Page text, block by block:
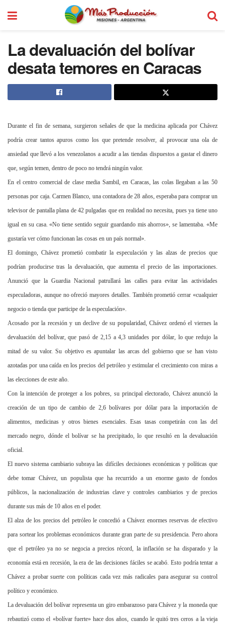
La devaluación del bolívar
desata temores en Caracas
Durante el fin de semana, surgieron señales de que la medicina aplicada por Chávez
podría crear tantos apuros como los que pretende resolver, al provocar una ola de
ansiedad que llevó a los venezolanos a acudir a las tiendas dispuestos a gastar el dinero
que, según temen, dentro de poco no tendrá ningún valor.
En el centro comercial de clase media Sambil, en Caracas, las colas llegaban a las 50
personas por caja. Carmen Blanco, una contadora de 28 años, esperaba para comprar un
televisor de pantalla plana de 42 pulgadas que en realidad no necesita, pues ya tiene uno
igual en su casa. «No tiene sentido seguir guardando mis ahorros», se lamentaba. «Me
gustaría ver cómo funcionan las cosas en un país normal».
El domingo, Chávez prometió combatir la especulación y las alzas de precios que
podrían producirse tras la devaluación, que aumenta el precio de las importaciones.
Anunció quela Guardia Nacional patrullará las calles para evitar las actividades
especuladoras, aunque no ofreció mayores detalles. También prometió cerrar «cualquier
negocio o tienda que participe de la especulación».
Acosado por la recesión y un declive de su popularidad, Chávez ordenó el viernes la
devaluación del bolívar, que pasó de 2,15 a4,3 unidades por dólar, lo que redujo la
mitad de su valor. Su objetivo es apuntalar las arcas del gobierno que se han visto
azotadas por una caída en los precios del petróleo y estimular el crecimiento con miras a
las elecciones de este año.
Con la intención de proteger a los pobres, su principal electorado, Chávez anunció la
creación de un tipo de cambio de 2,6 bolívares por dólar para la importación de
alimentos, medicinas y otros bienes esenciales. Esas tasas competirán con las del
mercado negro, dónde el bolívar se ha precipitado, lo que resultó en la devaluación
oficial.
El nuevo sistema cambiario subraya las difíciles decisiones económicas y políticas que
debe tomar Chávez, un populista que ha recurrido a un enorme gasto de fondos
públicos, la nacionalización de industrias clave y controles cambiarios y de precios
durante sus más de 10 años en el poder.
El alza de los precios del petróleo le concedió a Chávez enormes reservas de efectivo
para sortear los problemas económicos durante gran parte de su presidencia. Pero ahora
que el petróleo ya no se negocia a precios récord, la inflación se ha disparado y la
economía está en recesión, la era de las decisiones fáciles se acabó. Esto podría tentar a
Chávez a probar suerte con políticas cada vez más radicales para asegurar su control
político y económico.
La devaluación del bolívar representa un giro embarazoso para Chávez y la moneda que
rebautizó como el «bolívar fuerte» hace dos años, cuando le quitó tres ceros a la vieja